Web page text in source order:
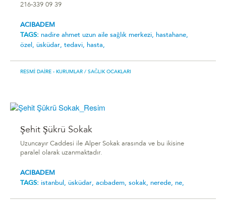
216-339 09 39
ACIBADEM
TAGS: nadire ahmet uzun aile sağlık merkezi, hastahane,
özel, üsküdar, tedavi, hasta,
RESMI DAIRE - KURUMLAR / SAĞLIK OCAKLARI
Şehit Şükrü Sokak
Uzuncayır Caddesi ile Alper Sokak arasında ve bu ikisine
paralel olarak uzanmaktadır.
ACIBADEM
TAGS: i̇stanbul, üsküdar, acıbadem, sokak, nerede, ne,